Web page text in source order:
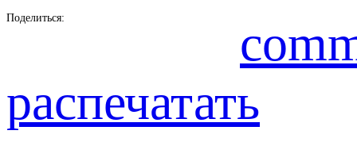
Поделиться:
распечатать